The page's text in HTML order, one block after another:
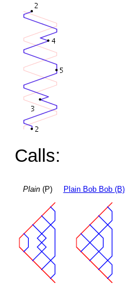
Calls:
Plain(P) Plain Bob Bob (B)